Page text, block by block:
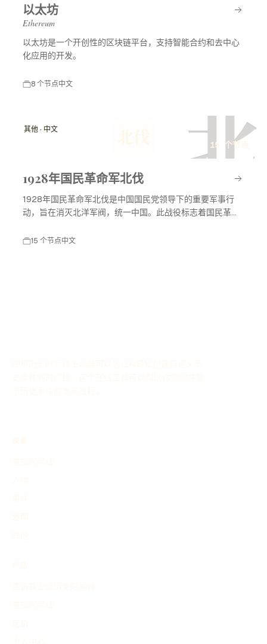
以太坊
Ethereum
以太坊是一个开创性的区块链平台，支持智能合约和去中心
化应用的开发。
8 个节点中文
北
其他 · 中文
15 个节点
1928年国民革命军北伐
1928年国民革命军北伐是中国国民党领导下的重要军事行
动，旨在消灭北洋军阀，统一中国。此战役标志着国民革命
15 个节点中文